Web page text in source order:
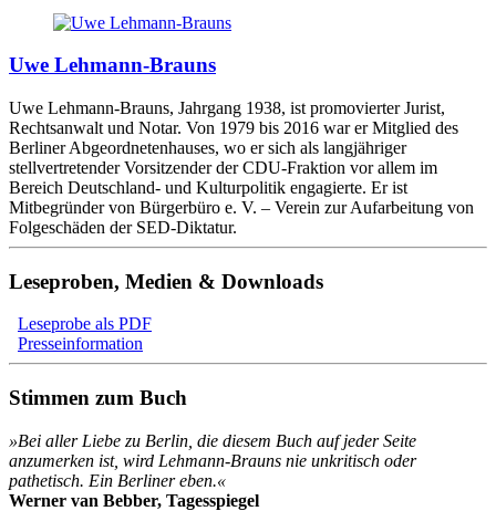
Uwe Lehmann-Brauns
Uwe Lehmann-Brauns, Jahrgang 1938, ist promovierter Jurist,
Rechtsanwalt und Notar. Von 1979 bis 2016 war er Mitglied des
Berliner Abgeordnetenhauses, wo er sich als langjähriger
stellvertretender Vorsitzender der CDU-Fraktion vor allem im
Bereich Deutschland- und Kulturpolitik engagierte. Er ist
Mitbegründer von Bürgerbüro e. V. – Verein zur Aufarbeitung von
Folgeschäden der SED-Diktatur.
Leseproben, Medien & Downloads
Leseprobe als PDF
Presseinformation
Stimmen zum Buch
»Bei aller Liebe zu Berlin, die diesem Buch auf jeder Seite
anzumerken ist, wird Lehmann-Brauns nie unkritisch oder
pathetisch. Ein Berliner eben.«
Werner van Bebber, Tagesspiegel